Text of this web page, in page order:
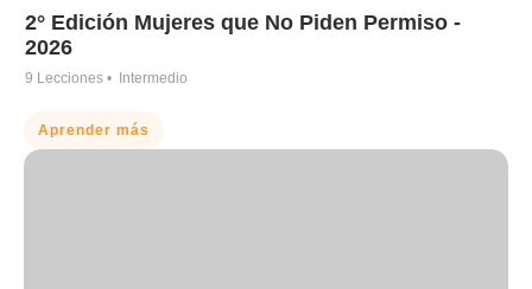
2° Edición Mujeres que No Piden Permiso -
2026
9 Lecciones • Intermedio
Aprender más